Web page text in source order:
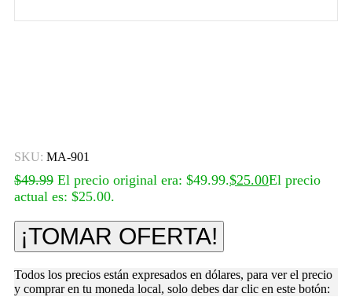
SKU: MA-901
$49.99 El precio original era: $49.99.$25.00El precio
actual es: $25.00.
¡TOMAR OFERTA!
Todos los precios están expresados en dólares, para ver el precio
y comprar en tu moneda local, solo debes dar clic en este botón: